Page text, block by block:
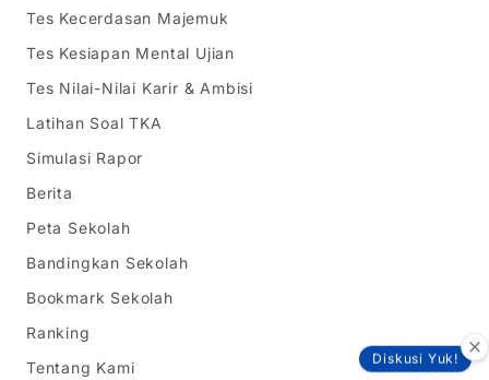
Diskusi Yuk!
Tes Kecerdasan Majemuk
Tes Kesiapan Mental Ujian
Tes Nilai-Nilai Karir & Ambisi
Latihan Soal TKA
Simulasi Rapor
Berita
Peta Sekolah
Bandingkan Sekolah
Bookmark Sekolah
Ranking
Tentang Kami